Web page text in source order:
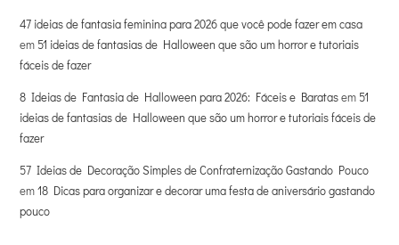
47 ideias de fantasia feminina para 2026 que você pode fazer em casa
em 51 ideias de fantasias de Halloween que são um horror e tutoriais
fáceis de fazer
8 Ideias de Fantasia de Halloween para 2026: Fáceis e Baratasem 51
ideias de fantasias de Halloween que são um horror e tutoriais fáceis de
fazer
57 Ideias de Decoração Simples de Confraternização Gastando Pouco
em18 Dicas para organizar e decorar uma festa de aniversário gastando
pouco